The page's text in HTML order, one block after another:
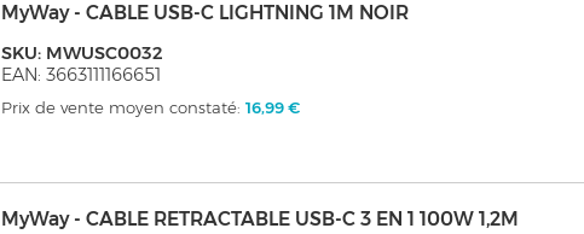
MyWay - CABLE USB-C LIGHTNING 1M NOIR
SKU: MWUSC0032
EAN: 3663111166651
Prix de vente moyen constaté:16,99 €
MyWay - CABLE RETRACTABLE USB-C 3 EN 1 100W 1,2M